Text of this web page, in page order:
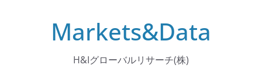
Markets&Data
H&Iグローバルリサーチ(株)